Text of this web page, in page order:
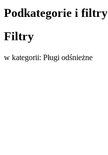
Podkategorie i filtry
Filtry
w kategorii: Pługi odśnieżne